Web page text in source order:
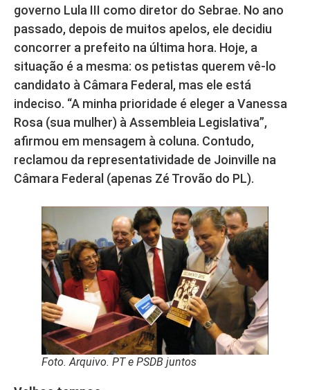
governo Lula III como diretor do Sebrae. No ano
passado, depois de muitos apelos, ele decidiu
concorrer a prefeito na última hora. Hoje, a
situação é a mesma: os petistas querem vê-lo
candidato à Câmara Federal, mas ele está
indeciso. “A minha prioridade é eleger a Vanessa
Rosa (sua mulher) à Assembleia Legislativa”,
afirmou em mensagem à coluna. Contudo,
reclamou da representatividade de Joinville na
Câmara Federal (apenas Zé Trovão do PL).
Foto. Arquivo. PT e PSDB juntos